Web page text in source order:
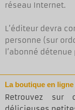
réseau Internet.
L’éditeur devra
personne (sur
l’abonné
La boutique en
Retrouvez sur